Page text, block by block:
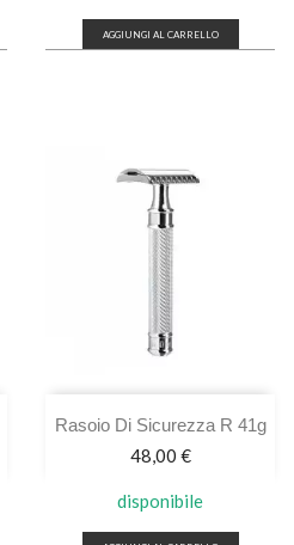
AGGIUNGI AL CARRELLO
Rasoio Di Sicurezza R 41g
Prezzo
48,00 €
disponibile